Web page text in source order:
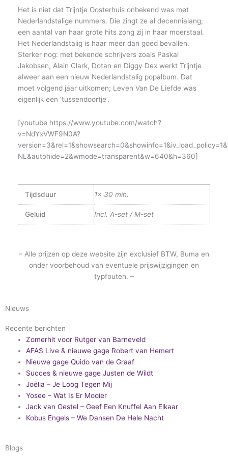
Het is niet dat Trijntje Oosterhuis onbekend was met
Nederlandstalige nummers. Die zingt ze al decennialang;
een aantal van haar grote hits zong zij in haar moerstaal.
Het Nederlandstalig is haar meer dan goed bevallen.
Sterker nog: met bekende schrijvers zoals Paskal
Jakobsen, Alain Clark, Dotan en Diggy Dex werkt Trijntje
alweer aan een nieuw Nederlandstalig popalbum. Dat
moet volgend jaar uitkomen; Leven Van De Liefde was
eigenlijk een ‘tussendoortje’.
[youtube https://www.youtube.com/watch?
v=NdYxVWF9N0A?
NL&autohide=2&wmode=transparent&w=640&h=360]
Tijdsduur 1x 30 min.
Geluid Incl. A-set / M-set
– Alle prijzen op deze website zijn exclusief BTW, Buma en
onder voorbehoud van eventuele prijswijzigingen en
typfouten. –
Nieuws
Recente berichten
Zomerhit voor Rutger van Barneveld
AFAS Live & nieuwe gage Robert van Hemert
Nieuwe gage Quido van de Graaf
Succes & nieuwe gage Justen de Wildt
Joëlla – Je Loog Tegen Mij
Yosee – Wat Is Er Mooier
Jack van Gestel – Geef Een Knuffel Aan Elkaar
Kobus Engels – We Dansen De Hele Nacht
Blogs